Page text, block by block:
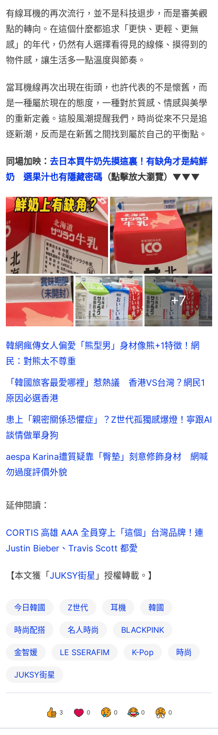
有線耳機的再次流行，並不是科技退步，而是審美觀
點的轉向。在這個什麼都追求「更快、更輕、更無
感」的年代，仍然有人選擇看得見的線條、摸得到的
物件感，讓生活多一點溫度與節奏。
當耳機線再次出現在街頭，也許代表的不是懷舊，而
是一種屬於現在的態度，一種對於質感、情感與美學
的重新定義。這股風潮提醒我們，時尚從來不只是追
逐新潮，反而是在新舊之間找到屬於自己的平衡點。
同場加映： 去日本買牛奶先摸這裏！有缺角才是純鮮
奶　選果汁也有隱藏密碼 （點擊放大瀏覽）▼▼▼
+7
韓網瘋傳女人偏愛「熊型男」身材像熊+1特徵！網
民：對熊太不尊重
「韓國旅客最愛哪裡」惹熱議 香港VS台灣？網民1
原因必選香港
患上「親密關係恐懼症」？Z世代孤獨感爆燈！寧跟AI
談情做單身狗
aespa Karina遭質疑靠「臀墊」刻意修飾身材 網喊
勿過度評價外貌
延伸閱讀：
CORTIS 高雄 AAA 全員穿上「這個」台灣品牌！連
Justin Bieber、Travis Scott 都愛
【本文獲「JUKSY街星 」授權轉載。】
今日韓國 Z世代 耳機 韓國
時尚配搭 名人時尚 BLACKPINK
金智媛 LE SSERAFIM K-Pop 時尚
JUKSY街星
3 0 0 0 0